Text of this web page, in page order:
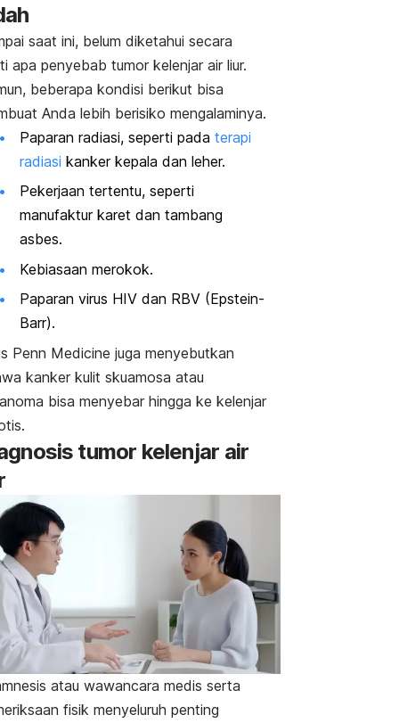
saat ini, belum diketahui secara
apa penyebab tumor kelenjar air liur.
beberapa kondisi berikut bisa
Anda lebih berisiko mengalaminya.
Paparan radiasi, seperti pada terapi
radiasi kanker kepala dan leher.
Pekerjaan tertentu, seperti
manufaktur karet dan tambang
asbes.
Kebiasaan merokok.
Paparan virus HIV dan RBV (Epstein-
Barr).
Penn Medicine juga menyebutkan
kanker kulit skuamosa atau
bisa menyebar hingga ke kelenjar
tumor kelenjar air
atau wawancara medis serta
fisik menyeluruh penting